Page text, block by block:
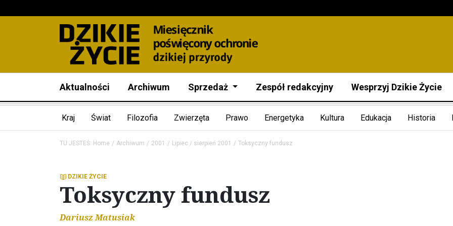
Aktualności Archiwum Sprzedaż Zespół redakcyjny Wesprzyj Dzikie Życie
Kraj Świat Filozofia Zwierzęta Prawo Energetyka Kultura Edukacja Historia
TU JESTEŚ: Home Archiwum 2001 Lipiec / sierpień 2001 Toksyczny fundusz
DZIKIE ŻYCIE
Toksyczny fundusz
Dariusz Matusiak